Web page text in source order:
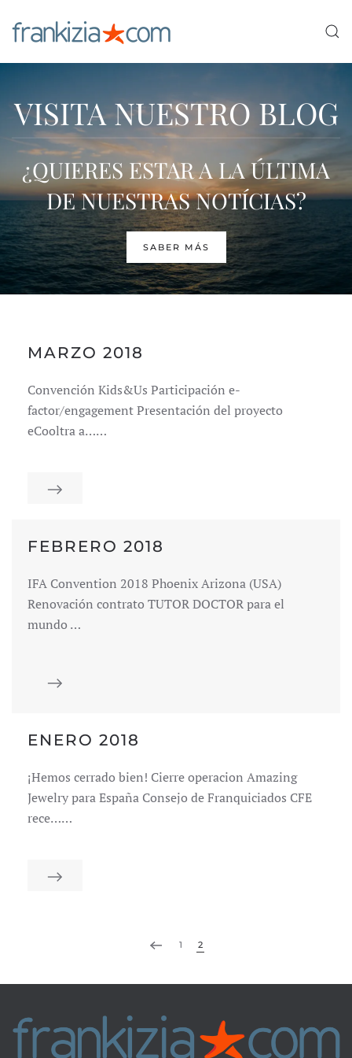
Ir al contenido principal
VISITA NUESTRO BLOG
¿QUIERES ESTAR A LA ÚLTIMA
DE NUESTRAS NOTÍCIAS?
SABER MÁS
MARZO 2018
Convención Kids&Us Participación e-
factor/engagement Presentación del proyecto
eCooltra a……
FEBRERO 2018
IFA Convention 2018 Phoenix Arizona (USA)
Renovación contrato TUTOR DOCTOR para el
mundo …
ENERO 2018
¡Hemos cerrado bien! Cierre operacion Amazing
Jewelry para España Consejo de Franquiciados CFE
rece……
1 2